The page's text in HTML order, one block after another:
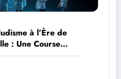
à l’Ère de
: Une Course